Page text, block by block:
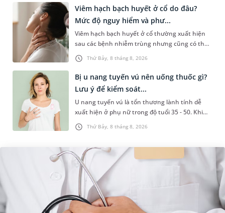
Thứ Bảy, 8 tháng 8, 2026
Viêm hạch bạch huyết ở cổ do đâu?
Mức độ nguy hiểm và phư...
Viêm hạch bạch huyết ở cổ thường xuất hiện
sau các bệnh nhiễm trùng nhưng cũng có thể
liên quan đến lao hạch hoặc ung thư. Để tìm
hiểu nguyên nhân gây viêm,...
Thứ Bảy, 8 tháng 8, 2026
Bị u nang tuyến vú nên uống thuốc gì?
Lưu ý để kiểm soát...
U nang tuyến vú là tổn thương lành tính dễ
xuất hiện ở phụ nữ trong độ tuổi 35 - 50. Khi
được chẩn đoán mắc bệnh, nhiều người
thường băn khoăn u nang tuyến v...